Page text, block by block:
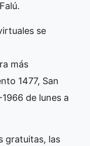
se
más
1477, San
de lunes a
gratuitas, las